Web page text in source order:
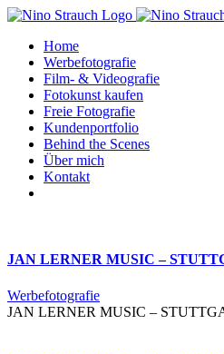
Zum
springenHome
Werbefotografie
Film- & Videografie
Fotokunst kaufen
Freie Fotografie
Kundenportfolio
Behind the Scenes
Über mich
Kontakt
JAN LERNER MUSIC –
Werbefotografie
JAN LERNER MUSIC –